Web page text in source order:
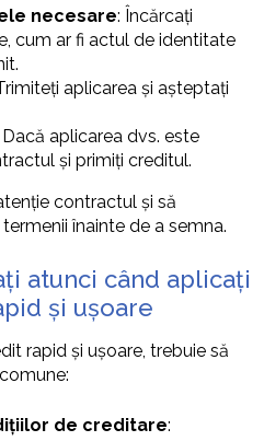
necesare: Încărcați
cum ar fi actul de identitate
aplicarea și așteptați
Dacă aplicarea dvs. este
și primiți creditul.
contractul și să
înainte de a semna.
atunci când aplicați
și ușoare
rapid și ușoare, trebuie să
de creditare: